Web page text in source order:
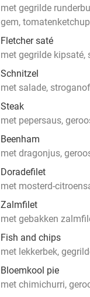
met gegrilde
gem,
Fletcher saté
met gegrilde kipsaté,
Schnitzel
met salade,
Steak
met pepersaus,
Beenham
met dragonjus,
Doradefilet
met mosterd-
Zalmfilet
met gebakken
Fish and chips
met lekkerbek,
Bloemkool pie
met chimichurri,